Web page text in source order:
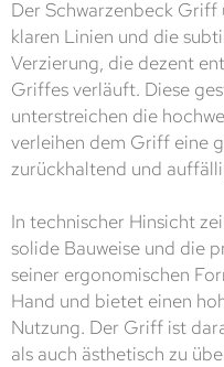
Der Schwarzenbeck
klaren Linien und die
Verzierung, die dezent
Griffes verläuft. Diese
unterstreichen die
verleihen dem Griff eine
zurückhaltend und
In technischer Hinsicht
solide Bauweise und die
seiner ergonomischen
Hand und bietet einen
Nutzung. Der Griff ist
als auch ästhetisch zu